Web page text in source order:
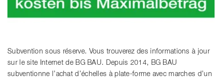
Subvention sous réserve. Vous trouverez des informations à jour
sur le site Internet de BG BAU. Depuis 2014, BG BAU
subventionne l’achat d’échelles à plate-forme avec marches d’un